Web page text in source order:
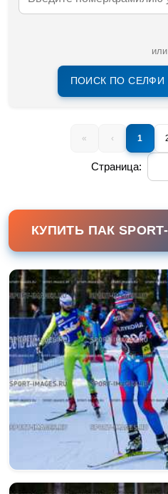
или
ПОИСК ПО СЕЛФИ
« ‹ 1
Страница:
КУПИТЬ ПАК